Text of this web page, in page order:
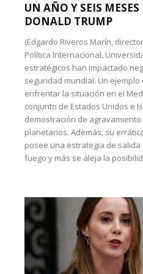
UN AÑO Y SEIS
DONALD TRUMP
(Edgardo Riveros Marín,
Política Internacional,
estratégicos han impactado
seguridad mundial. Un
enfrentar la situación en el
conjunto de Estados Unidos e
demostración de
planetarios. Además, su
posee una estrategia de
fuego y más se aleja la